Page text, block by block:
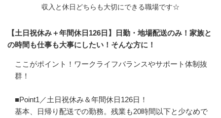
収入と休日どちらも大切にできる職場です☆
【土日祝休み＋年間休日126日】日勤・地場配送のみ！家族と
の時間も仕事も大事にしたい！そんな方に！
ここがポイント！ワークライフバランスやサポート体制抜
群！
■Point1／土日祝休み＆年間休日126日！
基本、日帰り配送での勤務。残業も20時間以下と少なめで